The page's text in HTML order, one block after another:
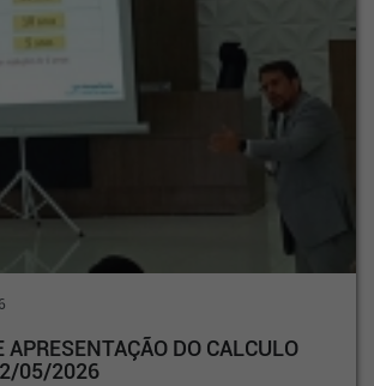
APRESENTAÇÃO DO CALCULO
05/2026